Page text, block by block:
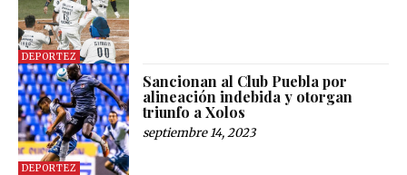
DEPORTEZ
DEPORTEZ
Sancionan al Club Puebla por
alineación indebida y otorgan
triunfo a Xolos
septiembre 14, 2023